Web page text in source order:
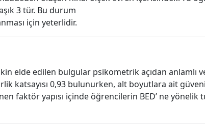
3 tür. Bu durum
için yeterlidir.
elde edilen bulgular psikometrik açıdan anlamlı
katsayısı 0,93 bulunurken, alt boyutlara ait
faktör yapısı içinde öğrencilerin BED’ ne yönelik